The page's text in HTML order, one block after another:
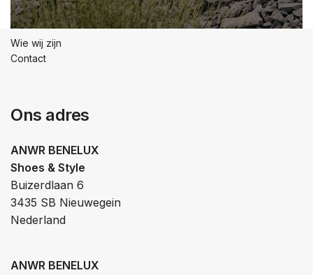
Wie wij zijn
Contact
Ons adres
ANWR BENELUX
Shoes & Style
Buizerdlaan 6
3435 SB Nieuwegein
Nederland
ANWR BENELUX